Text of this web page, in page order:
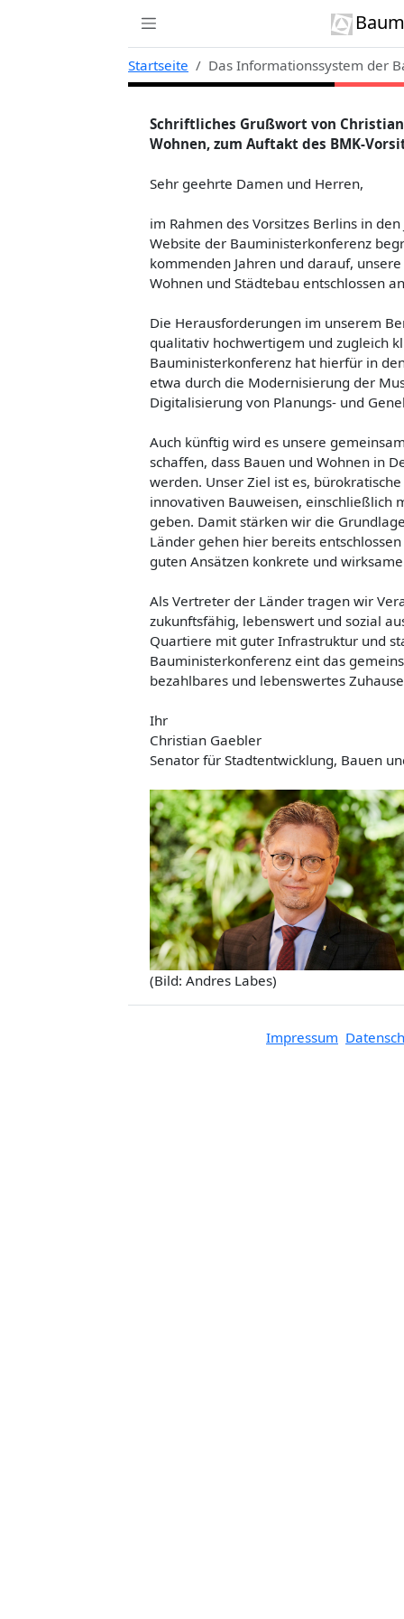
Startseite Das Informationssystem der
Schriftliches Grußwort von
Wohnen, zum Auftakt des BMK-
Sehr geehrte Damen und Herren,
im Rahmen des Vorsitzes Berlins in
Website der Bauministerkonferenz
kommenden Jahren und darauf,
Wohnen und Städtebau entschlossen
Die Herausforderungen im unserem
qualitativ hochwertigem und zugleich
Bauministerkonferenz hat hierfür in
etwa durch die Modernisierung der
Digitalisierung von Planungs- und
Auch künftig wird es unsere
schaffen, dass Bauen und Wohnen in
werden. Unser Ziel ist es,
innovativen Bauweisen, einschließlich
geben. Damit stärken wir die
Länder gehen hier bereits
guten Ansätzen konkrete und
Als Vertreter der Länder tragen wir
zukunftsfähig, lebenswert und sozial
Quartiere mit guter Infrastruktur und
Bauministerkonferenz eint das
bezahlbares und lebenswertes
Ihr
Christian Gaebler
Senator für Stadtentwicklung, Bauen
(Bild: Andres Labes)
Impressum